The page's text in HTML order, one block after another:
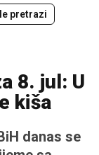
pretrazi
8. jul: U
kiša
danas se